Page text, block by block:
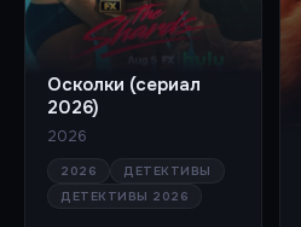
Осколки (сериал
2026)
2026
2026
ДЕТЕКТИВЫ
ДЕТЕКТИВЫ 2026